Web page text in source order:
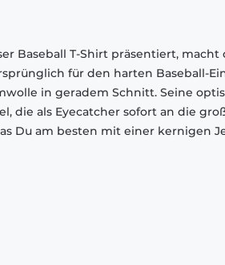
Baseball T-Shirt präsentiert,
für den harten Baseball-
in geradem Schnitt. Seine
die als Eyecatcher sofort an die
Du am besten mit einer kernigen